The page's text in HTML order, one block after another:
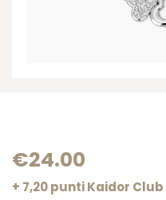
€24.00
+ 7,20 punti Kaidor Club